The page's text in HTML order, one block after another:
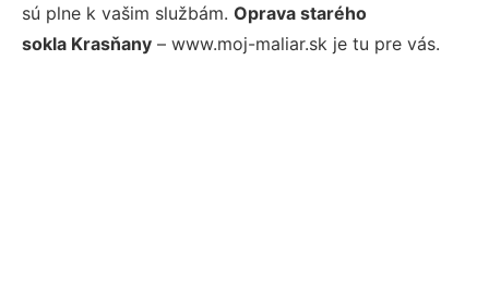
sú plne k vašim službám. Oprava starého
sokla Krasňany – www.moj-maliar.sk je tu pre vás.